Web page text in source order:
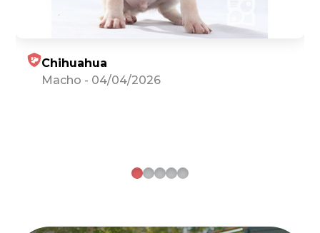
Chihuahua
Macho - 04/04/2026